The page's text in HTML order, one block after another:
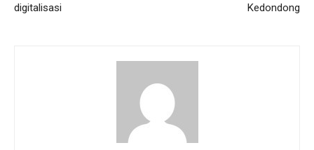
digitalisasi
Kedondong